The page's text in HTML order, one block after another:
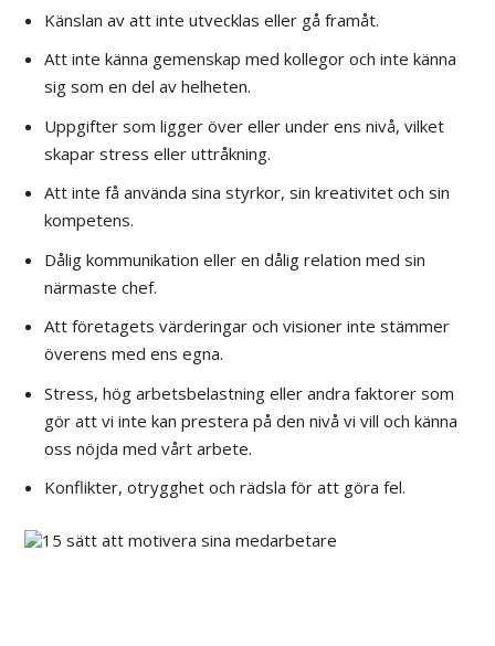
Känslan av att inte utvecklas eller gå framåt.
Att inte känna gemenskap med kollegor och inte känna
sig som en del av helheten.
Uppgifter som ligger över eller under ens nivå, vilket
skapar stress eller uttråkning.
Att inte få använda sina styrkor, sin kreativitet och sin
kompetens.
Dålig kommunikation eller en dålig relation med sin
närmaste chef.
Att företagets värderingar och visioner inte stämmer
överens med ens egna.
Stress, hög arbetsbelastning eller andra faktorer som
gör att vi inte kan prestera på den nivå vi vill och känna
oss nöjda med vårt arbete.
Konflikter, otrygghet och rädsla för att göra fel.